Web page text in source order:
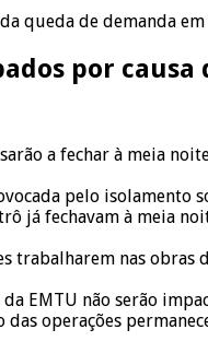
queda de demanda em
por
a fechar à meia
pelo
já fechavam à meia
trabalharem nas
EMTU não serão
operações